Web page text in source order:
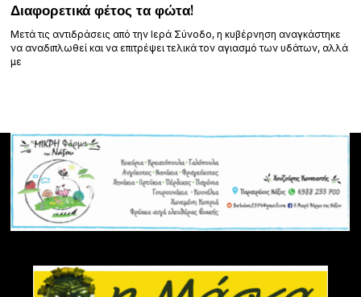
Διαφορετικά φέτος τα φώτα!
Μετά τις αντιδράσεις από την Ιερά Σύνοδο, η κυβέρνηση αναγκάστηκε
να αναδιπλωθεί και να επιτρέψει τελικά τον αγιασμό των υδάτων, αλλά
με